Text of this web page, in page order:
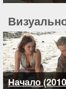
Начало